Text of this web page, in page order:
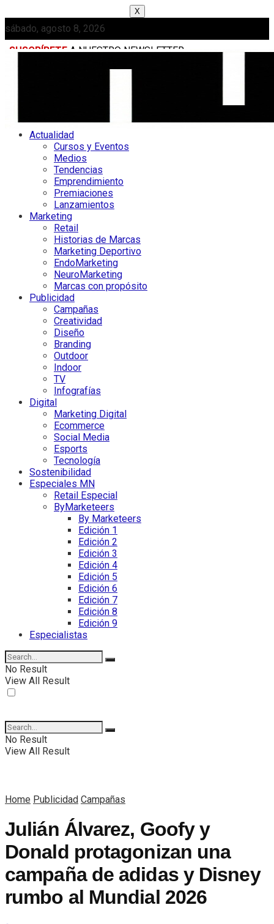
X
sábado, agosto 8, 2026
SUSCRÍBETE A NUESTRO NEWSLETTER
Actualidad
Cursos y Eventos
Medios
Tendencias
Emprendimiento
Premiaciones
Lanzamientos
Marketing
Retail
Historias de Marcas
Marketing Deportivo
EndoMarketing
NeuroMarketing
Marcas con propósito
Publicidad
Campañas
Creatividad
Diseño
Branding
Outdoor
Indoor
TV
Infografías
Digital
Marketing Digital
Ecommerce
Social Media
Esports
Tecnología
Sostenibilidad
Especiales MN
Retail Especial
ByMarketeers
By Marketeers
Edición 1
Edición 2
Edición 3
Edición 4
Edición 5
Edición 6
Edición 7
Edición 8
Edición 9
Especialistas
No Result
View All Result
No Result
View All Result
Home Publicidad Campañas
Julián Álvarez, Goofy y
Donald protagonizan una
campaña de adidas y Disney
rumbo al Mundial 2026